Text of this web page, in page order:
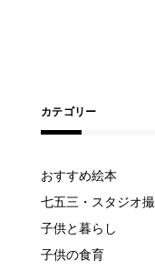
おすすめ絵本
七五三・スタジオ撮
子供と暮らし